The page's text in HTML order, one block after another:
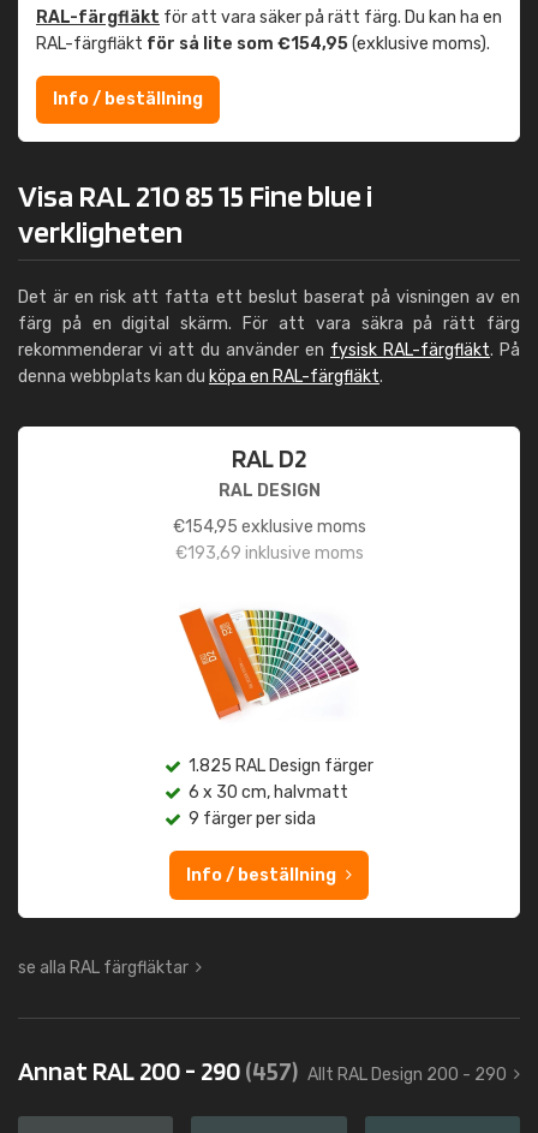
RAL-färgfläkt för att vara säker på rätt färg. Du kan ha en
RAL-färgfläkt för så lite som €154,95(exklusive moms).
Info / beställning
Visa RAL 210 85 15 Fine blue i
verkligheten
Det är en risk att fatta ett beslut baserat på visningen av en
färg på en digital skärm. För att vara säkra på rätt färg
rekommenderar vi att du använder en fysisk RAL-färgfläkt. På
denna webbplats kan du köpa en RAL-färgfläkt.
RAL D2
RAL DESIGN
€154,95 exklusive moms
€193,69 inklusive moms
1.825 RAL Design färger
6 x 30 cm, halvmatt
9 färger per sida
Info / beställning
se alla RAL färgfläktar
Annat RAL 200 - 290(457) Allt RAL Design 200 - 290